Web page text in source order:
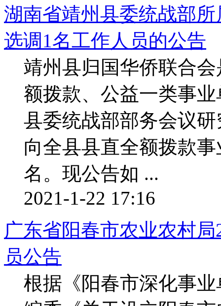
湖南省靖州县委统战部
选调1名工作人员的公告
靖州县归国华侨联合
额拨款、公益一类事
县委统战部部务会议
向全县县直全额拨款
名。现公告如 ...
2021-1-22 17:16
广东省阳春市农业农村
员公告
根据《阳春市深化事